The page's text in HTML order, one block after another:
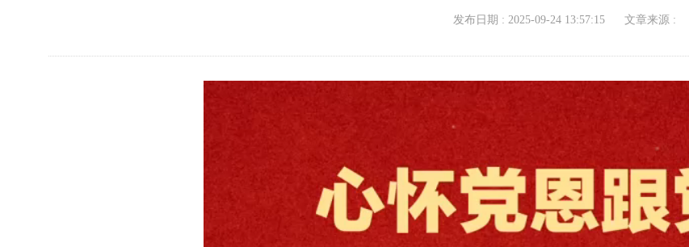
发布日期 : 2025-09-24 13:57:15 文章来源 :